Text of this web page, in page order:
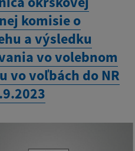
komisie o
a výsledku
vo volebnom
vo voľbách do NR